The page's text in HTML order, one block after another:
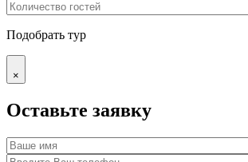
Подобрать тур
×
Оставьте заявку